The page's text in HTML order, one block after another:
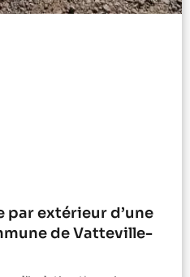
extérieur d’une
de Vatteville-